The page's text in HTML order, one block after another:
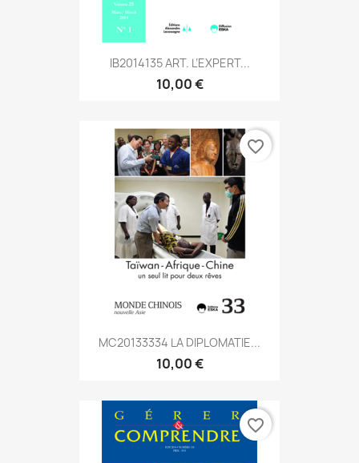
IB2014135 ART. L’EXPERT...
10,00 €
MC20133334 LA DIPLOMATIE...
10,00 €
favorite_border
favorite_border